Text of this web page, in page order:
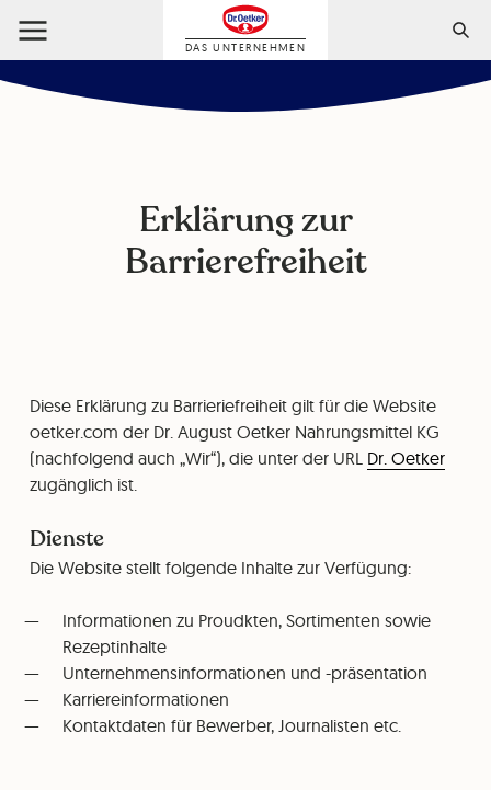
DAS UNTERNEHMEN
Erklärung zur
Barrierefreiheit
Diese Erklärung zu Barrieriefreiheit gilt für die Website
oetker.com der Dr. August Oetker Nahrungsmittel KG
(nachfolgend auch „Wir“), die unter der URL Dr. Oetker
zugänglich ist.
Dienste
Die Website stellt folgende Inhalte zur Verfügung:
Informationen zu Proudkten, Sortimenten sowie
Rezeptinhalte
Unternehmensinformationen und -präsentation
Karriereinformationen
Kontaktdaten für Bewerber, Journalisten etc.